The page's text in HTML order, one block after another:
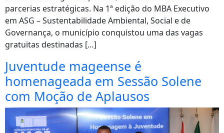
parcerias estratégicas. Na 1ª edição do MBA Executivo
em ASG – Sustentabilidade Ambiental, Social e de
Governança, o município conquistou uma das vagas
gratuitas destinadas […]
Juventude mageense é
homenageada em Sessão Solene
com Moção de Aplausos